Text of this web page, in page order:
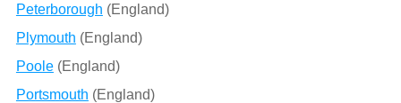
Peterborough (England)
Plymouth (England)
Poole(England)
Portsmouth (England)